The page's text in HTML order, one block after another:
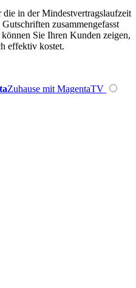
in der Mindestvertragslaufzeit
zusammengefasst
Sie Ihren Kunden zeigen,
effektiv kostet.
Zuhause mit MagentaTV